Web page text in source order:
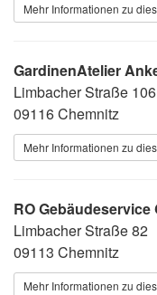
Mehr Informationen zu
GardinenAtelier
Limbacher Straße 106
09116 Chemnitz
Mehr Informationen zu
RO Gebäudeservice
Limbacher Straße 82
09113 Chemnitz
Mehr Informationen zu